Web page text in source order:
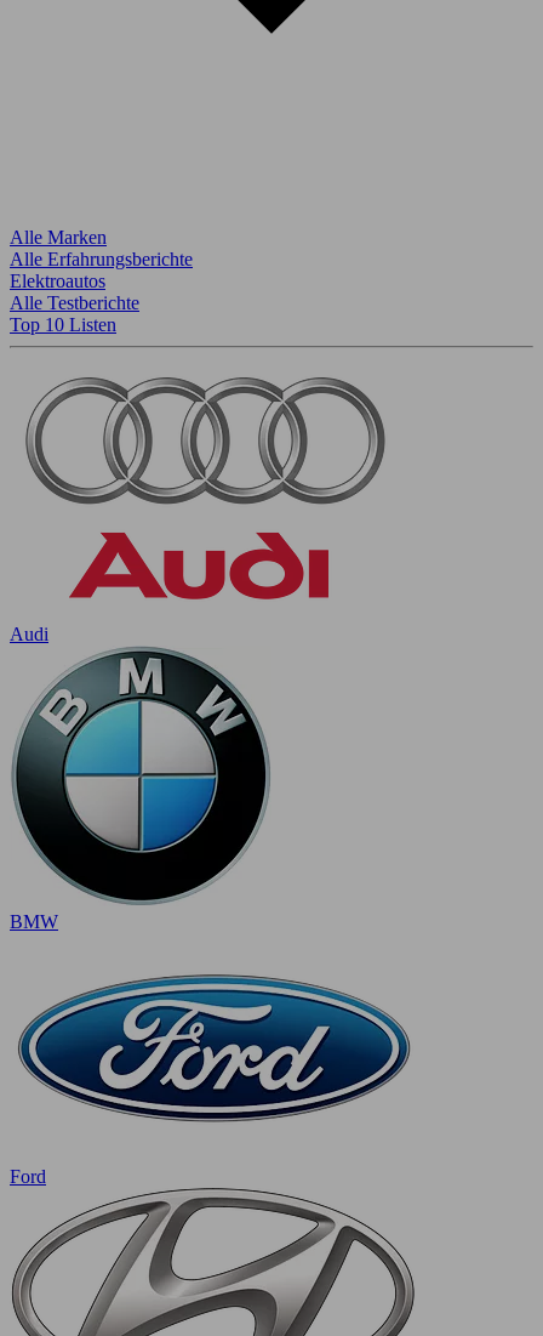
Alle Marken
Alle Erfahrungsberichte
Elektroautos
Alle Testberichte
Top 10 Listen
Audi
BMW
Ford